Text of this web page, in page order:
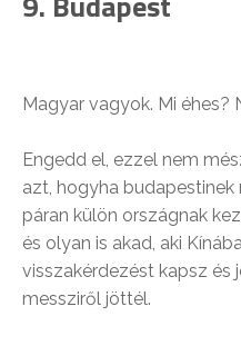
Magyar vagyok. Mi éhes?
Engedd el, ezzel nem
azt, hogyha
páran külön országnak
és olyan is akad, aki
visszakérdezést kapsz és
messziről jöttél.